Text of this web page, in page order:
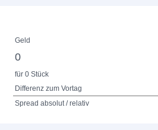
Geld
0
für 0 Stück
Differenz zum Vortag
Spread absolut / relativ